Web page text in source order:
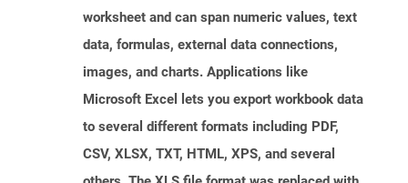
worksheet and can span numeric values, text
data, formulas, external data connections,
images, and charts. Applications like
Microsoft Excel lets you export workbook data
to several different formats including PDF,
CSV, XLSX, TXT, HTML, XPS, and several